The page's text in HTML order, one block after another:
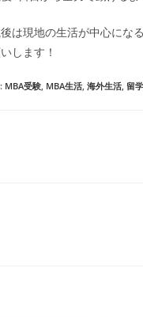
は現地の生活が中心にな
します！
: MBA受験 MBA生活 海外生活 留学